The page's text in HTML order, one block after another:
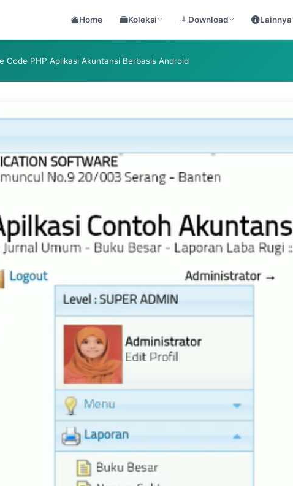
Home Koleksi Download Lainnya
Code PHP Aplikasi Akuntansi Berbasis Android